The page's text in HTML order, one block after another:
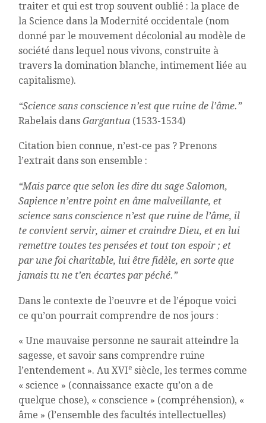
traiter et qui est trop souvent oublié : la place de
la Science dans la Modernité occidentale (nom
donné par le mouvement décolonial au modèle de
société dans lequel nous vivons, construite à
travers la domination blanche, intimement liée au
capitalisme).
“Science sans conscience n’est que ruine de l’âme.”
Rabelais dansGargantua (1533-1534)
Citation bien connue, n’est-ce pas ? Prenons
l’extrait dans son ensemble :
“Mais parce que selon les dire du sage Salomon,
Sapience n’entre point en âme malveillante, et
science sans conscience n’est que ruine de l’âme, il
te convient servir, aimer et craindre Dieu, et en lui
remettre toutes tes pensées et tout ton espoir ; et
par une foi charitable, lui être fidèle, en sorte que
jamais tu ne t’en écartes par péché.”
Dans le contexte de l’oeuvre et de l’époque voici
ce qu’on pourrait comprendre de nos jours :
« Une mauvaise personne ne saurait atteindre la
sagesse, et savoir sans comprendre ruine
l’entendement ». Au XVIe siècle, les termes comme
« science » (connaissance exacte qu’on a de
quelque chose), « conscience » (compréhension), «
âme » (l’ensemble des facultés intellectuelles)